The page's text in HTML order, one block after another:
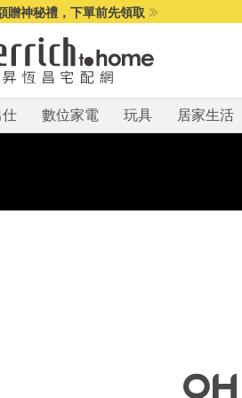
贈神秘禮，下單前先領取
仕 數位家電 玩具 居家生活